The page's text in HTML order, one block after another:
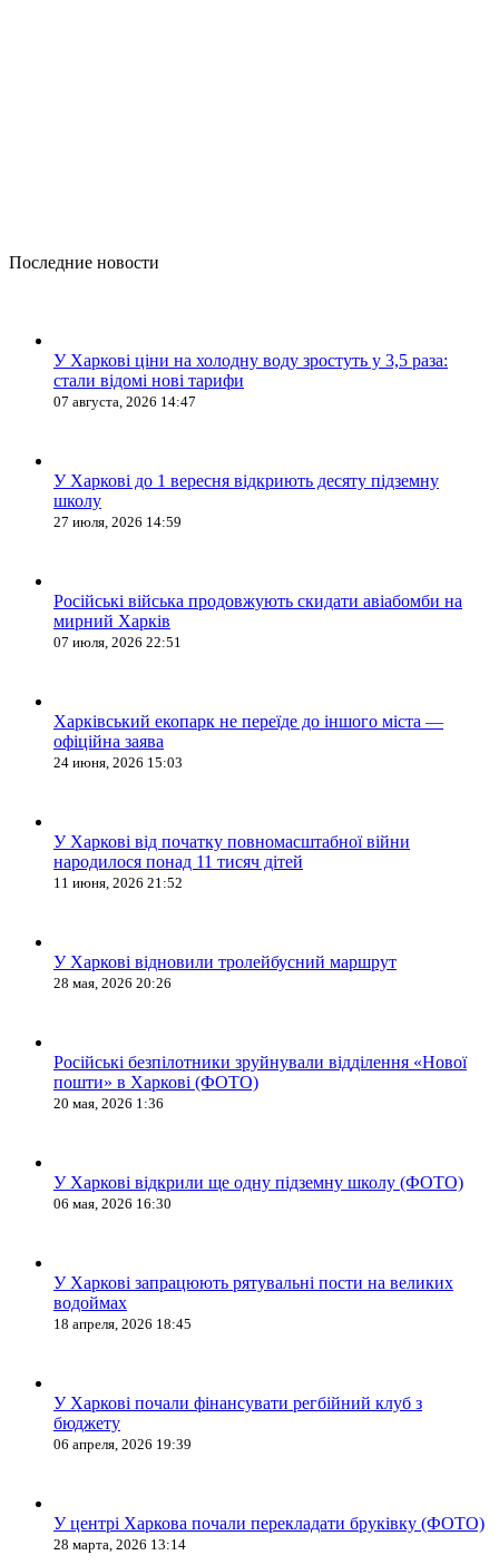
Последние новости
У Харкові ціни на холодну воду зростуть у 3,5 раза:
стали відомі нові тарифи
07 августа, 2026 14:47
У Харкові до 1 вересня відкриють десяту підземну
школу
27 июля, 2026 14:59
Російські війська продовжують скидати авіабомби на
мирний Харків
07 июля, 2026 22:51
Харківський екопарк не переїде до іншого міста —
офіційна заява
24 июня, 2026 15:03
У Харкові від початку повномасштабної війни
народилося понад 11 тисяч дітей
11 июня, 2026 21:52
У Харкові відновили тролейбусний маршрут
28 мая, 2026 20:26
Російські безпілотники зруйнували відділення «Нової
пошти» в Харкові (ФОТО)
20 мая, 2026 1:36
У Харкові відкрили ще одну підземну школу (ФОТО)
06 мая, 2026 16:30
У Харкові запрацюють рятувальні пости на великих
водоймах
18 апреля, 2026 18:45
У Харкові почали фінансувати регбійний клуб з
бюджету
06 апреля, 2026 19:39
У центрі Харкова почали перекладати бруківку (ФОТО)
28 марта, 2026 13:14